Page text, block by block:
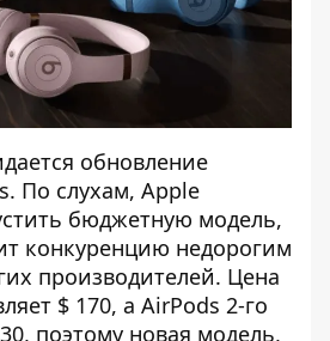
обновление
По слухам, Apple
бюджетную модель,
конкуренцию недорогим
производителей. Цена
$ 170, а AirPods 2-го
поэтому новая модель,